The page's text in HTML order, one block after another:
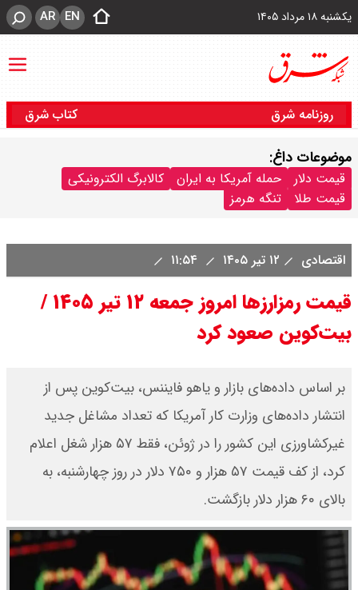
یکشنبه ۱۸ مرداد ۱۴۰۵ EN
AR
روزنامه شرق کتاب شرق
موضوعات داغ:
قیمت دلار حمله آمریکا به ایران
کالابرگ الکترونیکی
قیمت طلا
تنگه هرمز
اقتصادی ۱۲ تیر ۱۴۰۵
قیمت رمزارزها امروز جمعه ۱۲ تیر ۱۴۰۵ /
بیت‌کوین صعود کرد
بر اساس داده‌های بازار و یاهو فایننس، بیت‌کوین پس از
انتشار داده‌های وزارت کار آمریکا که تعداد مشاغل جدید
غیرکشاورزی این کشور را در ژوئن، فقط ۵۷ هزار شغل اعلام
کرد، از کف قیمت ۵۷ هزار و ۷۵۰ دلار در روز چهارشنبه، به
بالای ۶۰ هزار دلار بازگشت.